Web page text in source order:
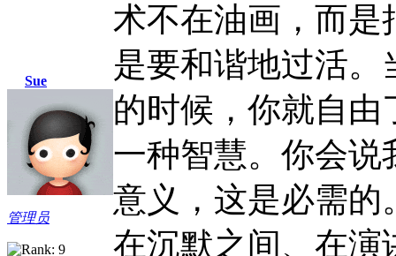
Sue
管理员
术不在油画，而是
是要和谐地过活
的时候，你就自
一种智慧。你会说
意义，这是必需的
在沉默之间、在演